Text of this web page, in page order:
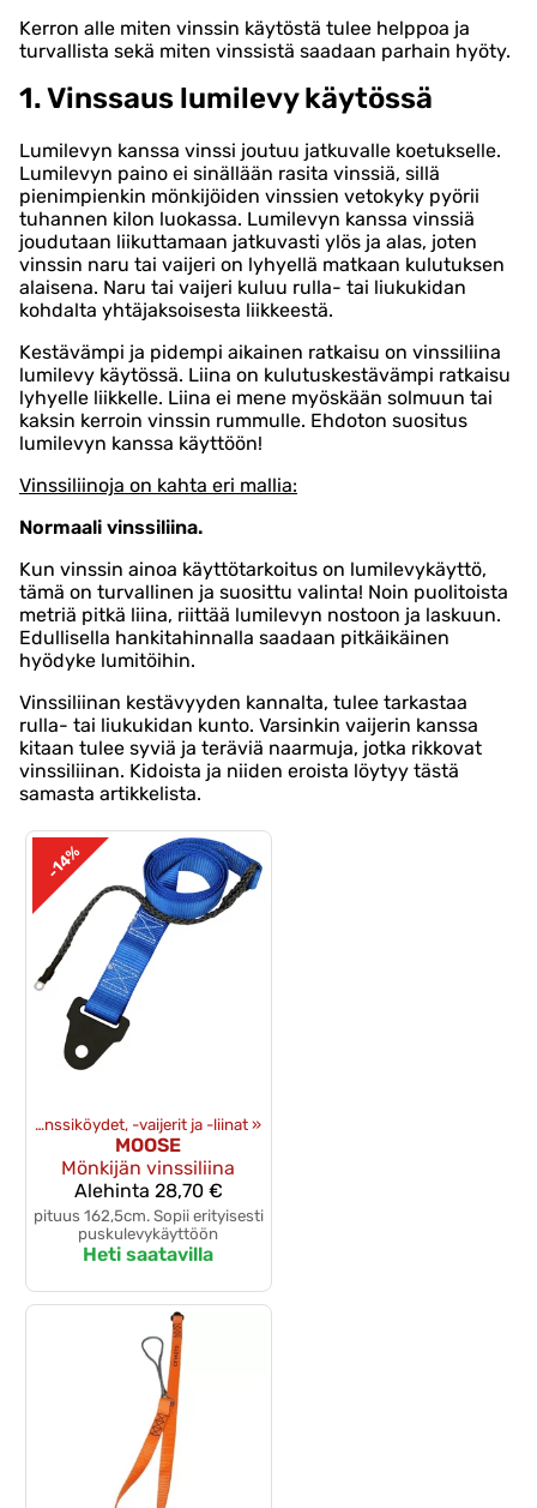
Kerron alle miten vinssin käytöstä tulee helppoa ja
turvallista sekä miten vinssistä saadaan parhain hyöty.
1. Vinssaus lumilevy käytössä
Lumilevyn kanssa vinssi joutuu jatkuvalle koetukselle.
Lumilevyn paino ei sinällään rasita vinssiä, sillä
pienimpienkin mönkijöiden vinssien vetokyky pyörii
tuhannen kilon luokassa. Lumilevyn kanssa vinssiä
joudutaan liikuttamaan jatkuvasti ylös ja alas, joten
vinssin naru tai vaijeri on lyhyellä matkaan kulutuksen
alaisena. Naru tai vaijeri kuluu rulla- tai liukukidan
kohdalta yhtäjaksoisesta liikkeestä.
Kestävämpi ja pidempi aikainen ratkaisu on vinssiliina
lumilevy käytössä. Liina on kulutuskestävämpi ratkaisu
lyhyelle liikkelle. Liina ei mene myöskään solmuun tai
kaksin kerroin vinssin rummulle. Ehdoton suositus
lumilevyn kanssa käyttöön!
Vinssiliinoja on kahta eri mallia:
Normaali vinssiliina.
Kun vinssin ainoa käyttötarkoitus on lumilevykäyttö,
tämä on turvallinen ja suosittu valinta! Noin puolitoista
metriä pitkä liina, riittää lumilevyn nostoon ja laskuun.
Edullisella hankitahinnalla saadaan pitkäikäinen
hyödyke lumitöihin.
Vinssiliinan kestävyyden kannalta, tulee tarkastaa
rulla- tai liukukidan kunto. Varsinkin vaijerin kanssa
kitaan tulee syviä ja teräviä naarmuja, jotka rikkovat
vinssiliinan. Kidoista ja niiden eroista löytyy tästä
samasta artikkelista.
-14%
Vinssiköydet, -vaijerit ja -liinat ‪»
MOOSE
Mönkijän vinssiliina
Alehinta 28,70 €
pituus 162,5cm. Sopii erityisesti
puskulevykäyttöön
Heti saatavilla